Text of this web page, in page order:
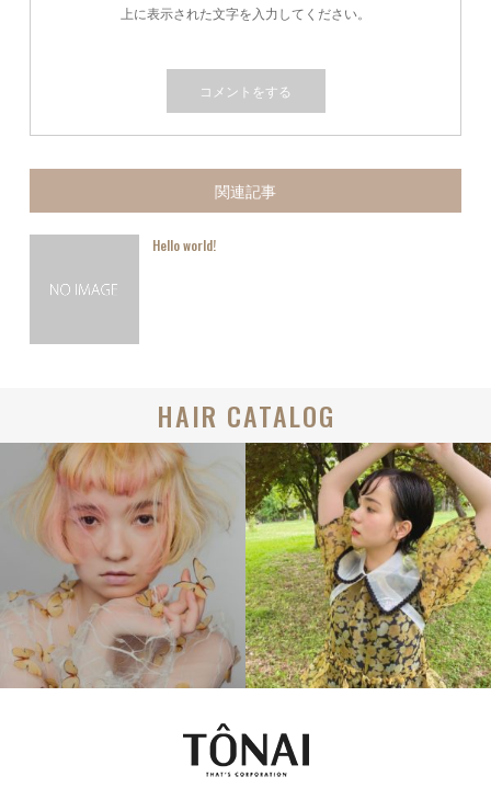
上に表示された文字を入力してください。
関連記事
Hello world!
HAIR CATALOG
MEDIUM BOB